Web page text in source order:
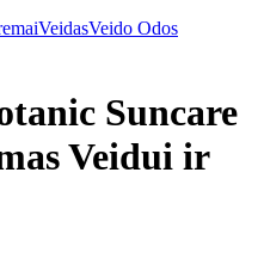
VeidasVeido Odos
Suncare
Veidui ir